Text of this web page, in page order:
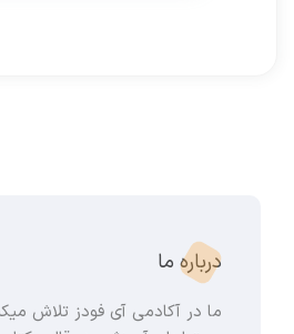
درباره ما
ما در آکادمی آی فودز تلاش